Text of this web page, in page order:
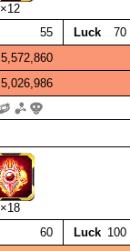
×12
55 Luck
70
5,572,860
5,026,986
×18
60 Luck 100